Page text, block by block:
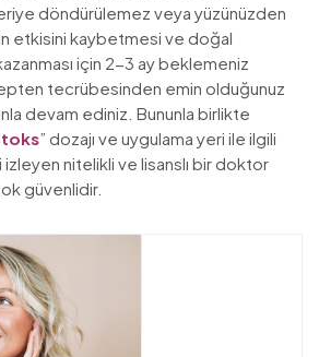
döndürülemez veya yüzünüzden
etkisini kaybetmesi ve doğal
için 2-3 ay beklemeniz
tecrübesinden emin olduğunuz
devam ediniz. Bununla birlikte
” dozajı ve uygulama yeri ile ilgili
nitelikli ve lisanslı bir doktor
güvenlidir.